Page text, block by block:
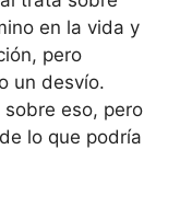
en la vida y
pero
un desvío.
eso, pero
lo que podría